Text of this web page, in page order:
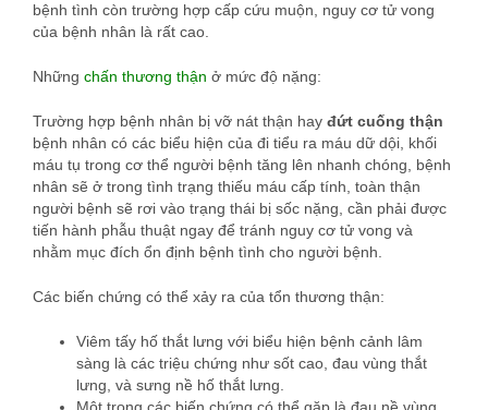
bệnh tình còn trường hợp cấp cứu muộn, nguy cơ tử vong
của bệnh nhân là rất cao.
Những chấn thương thận ở mức độ nặng:
Trường hợp bệnh nhân bị vỡ nát thận hay đứt cuống thận
bệnh nhân có các biểu hiện của đi tiểu ra máu dữ dội, khối
máu tụ trong cơ thể người bệnh tăng lên nhanh chóng, bệnh
nhân sẽ ở trong tình trạng thiếu máu cấp tính, toàn thận
người bệnh sẽ rơi vào trạng thái bị sốc nặng, cần phải được
tiến hành phẫu thuật ngay để tránh nguy cơ tử vong và
nhằm mục đích ổn định bệnh tình cho người bệnh.
Các biến chứng có thể xảy ra của tổn thương thận:
Viêm tấy hố thắt lưng với biểu hiện bệnh cảnh lâm
sàng là các triệu chứng như sốt cao, đau vùng thắt
lưng, và sưng nề hố thắt lưng.